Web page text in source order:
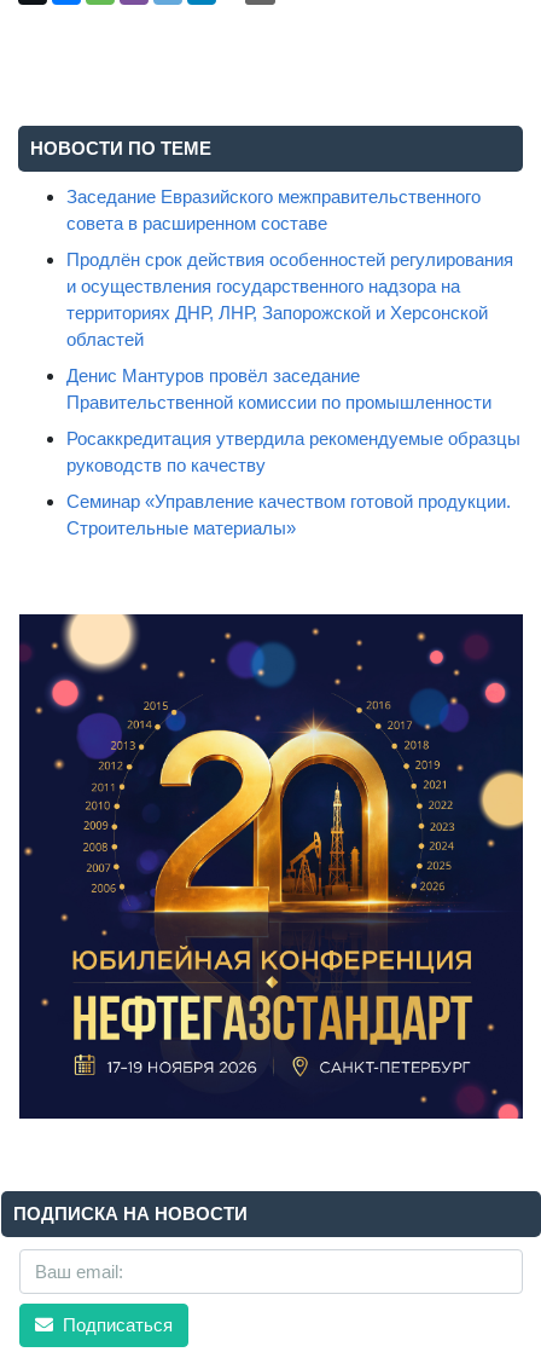
НОВОСТИ ПО ТЕМЕ
Заседание Евразийского межправительственного
совета в расширенном составе
Продлён срок действия особенностей регулирования
и осуществления государственного надзора на
территориях ДНР, ЛНР, Запорожской и Херсонской
областей
Денис Мантуров провёл заседание
Правительственной комиссии по промышленности
Росаккредитация утвердила рекомендуемые образцы
руководств по качеству
Семинар «Управление качеством готовой продукции.
Строительные материалы»
ПОДПИСКА НА НОВОСТИ
Подписаться